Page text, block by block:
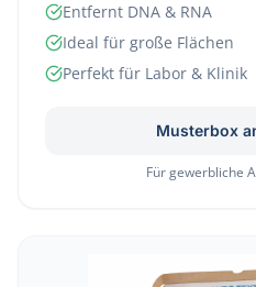
Entfernt DNA & RNA
Ideal für große Flächen
Perfekt für Labor & Klinik
Musterbox
Für gewerbliche